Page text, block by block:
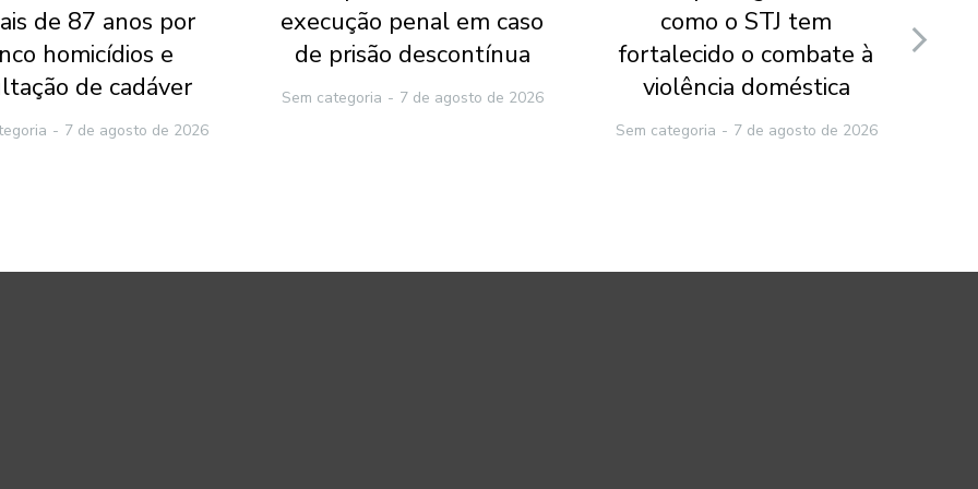
de 87 anos por
homicídios e
de cadáver
7 de agosto de 2026
execução penal em caso
de prisão descontínua
Sem categoria 7 de agosto de 2026
como o STJ tem
fortalecido o combate à
violência doméstica
Sem categoria 7 de agosto de 2026